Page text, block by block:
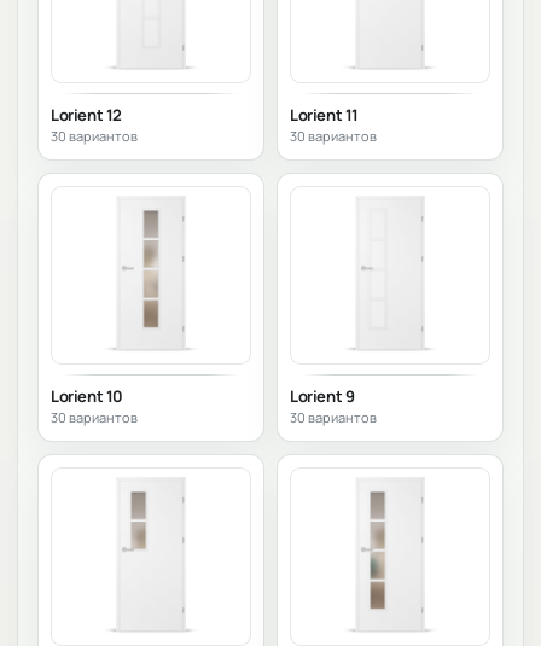
Lorient 12
30 вариантов
Lorient 11
30 вариантов
Lorient 10
30 вариантов
Lorient 9
30 вариантов